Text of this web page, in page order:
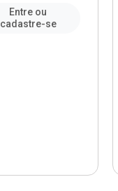
Entre ou
cadastre-se